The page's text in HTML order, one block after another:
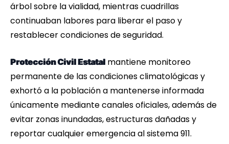
árbol sobre la vialidad, mientras cuadrillas
continuaban labores para liberar el paso y
restablecer condiciones de seguridad.
Protección Civil Estatal mantiene monitoreo
permanente de las condiciones climatológicas y
exhortó a la población a mantenerse informada
únicamente mediante canales oficiales, además de
evitar zonas inundadas, estructuras dañadas y
reportar cualquier emergencia al sistema 911.